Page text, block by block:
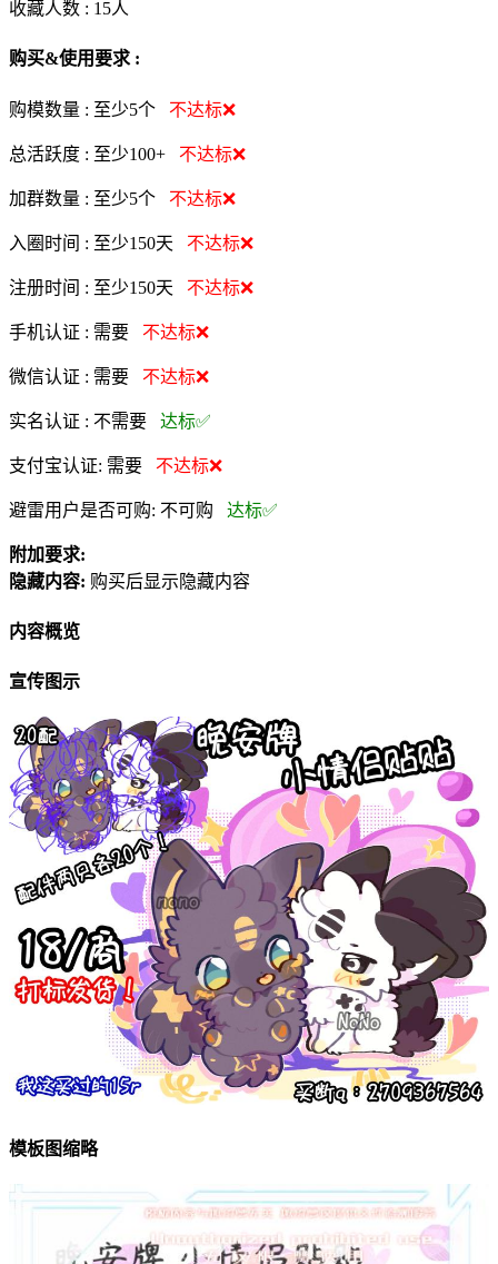
收藏人数 : 15人
购买&使用要求 :
购模数量 : 至少5个 不达标❌
总活跃度 : 至少100+ 不达标❌
加群数量 : 至少5个 不达标❌
入圈时间 : 至少150天 不达标❌
注册时间 : 至少150天 不达标❌
手机认证 : 需要 不达标❌
微信认证 : 需要 不达标❌
实名认证 : 不需要 达标✅
支付宝认证: 需要 不达标❌
避雷用户是否可购: 不可购 达标✅
附加要求:
隐藏内容: 购买后显示隐藏内容
内容概览
宣传图示
模板图缩略